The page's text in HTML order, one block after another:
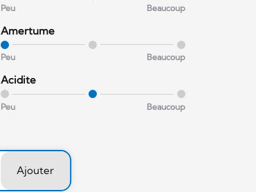
Peu Beaucoup
Amertume
Peu Beaucoup
Acidite
Peu Beaucoup
Ajouter